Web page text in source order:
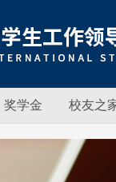
奖学金 校友之